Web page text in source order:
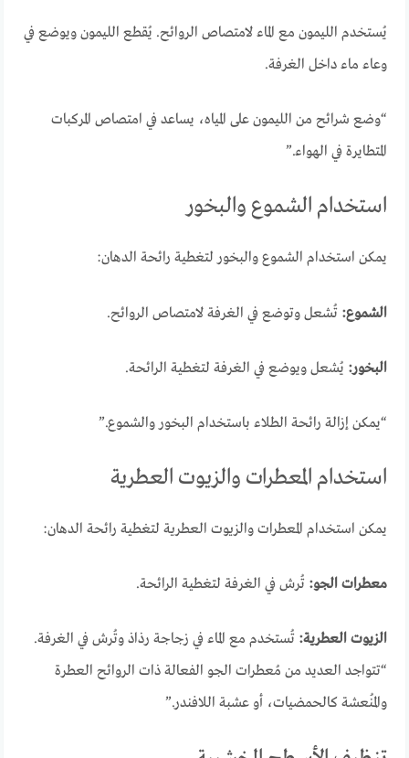
يُستخدم الليمون مع الماء لامتصاص الروائح. يُقطع الليمون ويوضع في
وعاء ماء داخل الغرفة.
“وضع شرائح من الليمون على المياه، يساعد في امتصاص المركبات
المتطايرة في الهواء.”
استخدام الشموع والبخور
يمكن استخدام الشموع والبخور لتغطية رائحة الدهان:
الشموع: تُشعل وتوضع في الغرفة لامتصاص الروائح.
البخور: يُشعل ويوضع في الغرفة لتغطية الرائحة.
“يمكن إزالة رائحة الطلاء باستخدام البخور والشموع.”
استخدام المعطرات والزيوت العطرية
يمكن استخدام المعطرات والزيوت العطرية لتغطية رائحة الدهان:
معطرات الجو: تُرش في الغرفة لتغطية الرائحة.
الزيوت العطرية: تُستخدم مع الماء في زجاجة رذاذ وتُرش في الغرفة.
“تتواجد العديد من مُعطرات الجو الفعالة ذات الروائح العطرة
والمُنعشة كالحمضيات، أو عشبة اللافندر.”